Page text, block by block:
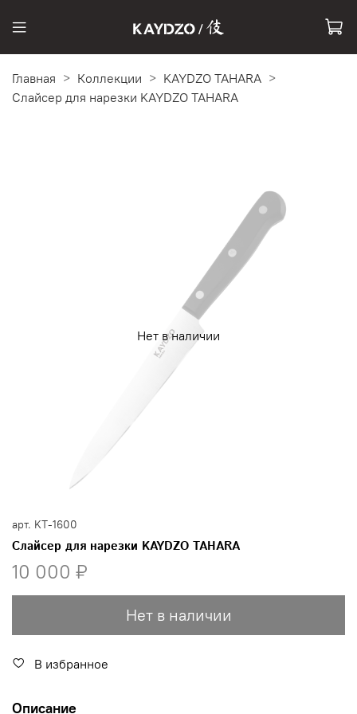
Главная Коллекции
KAYDZO TAHARA
Слайсер для нарезки KAYDZO TAHARA
Нет в наличии
арт. KT-1600
Слайсер для нарезки KAYDZO TAHARA
10 000 ₽
Нет в наличии
В избранное
Описание